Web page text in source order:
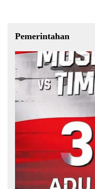
Pemerintahan